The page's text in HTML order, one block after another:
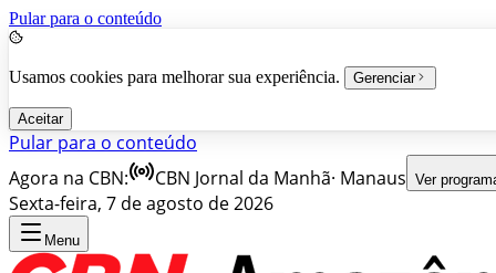
Pular para o conteúdo
Usamos cookies para melhorar sua experiência. Gerenciar
Aceitar
Pular para o conteúdo
Agora na CBN:
CBN Jornal da Manhã· Manaus Ver
Sexta-feira, 7 de agosto de 2026
Menu